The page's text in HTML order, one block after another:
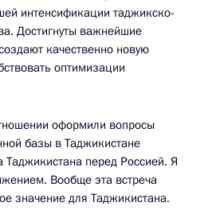
интенсификации таджикско-
Достигнуты важнейшие
качественно новую
оптимизации
оформили вопросы
базы в Таджикистане
Таджикистана перед Россией. Я
Вообще эта встреча
значение для Таджикистана.